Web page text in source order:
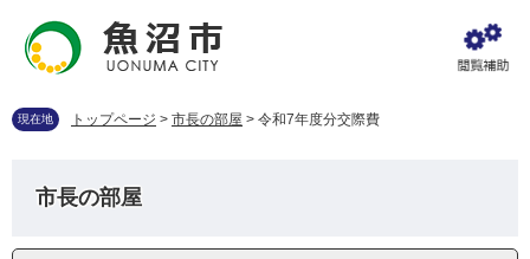
先
を現在地 トップページ > 市長の部屋 > 令和7年度分交際費
市長の部屋